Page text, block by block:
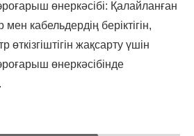
өнеркәсібі: Қалайланған
кабельдердің беріктігін,
өткізгіштігін жақсарту үшін
өнеркәсібінде